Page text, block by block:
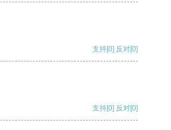
支持[0] 反对[0]
支持[0] 反对[0]